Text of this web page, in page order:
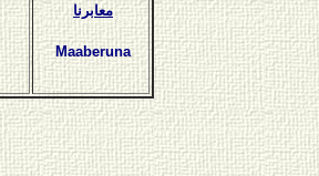
معابرنا
Maaberuna